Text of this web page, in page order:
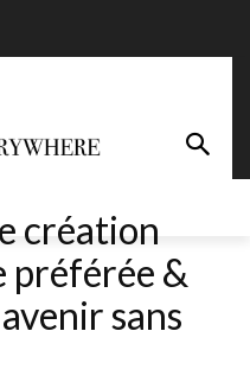
création
préférée &
sans